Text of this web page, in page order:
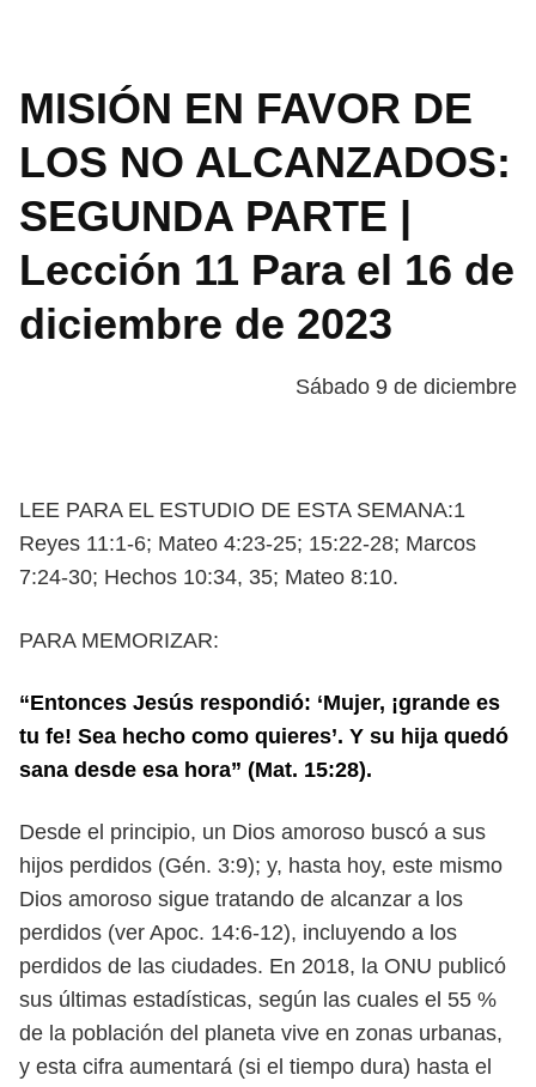
MISIÓN EN FAVOR DE
LOS NO ALCANZADOS:
SEGUNDA PARTE |
Lección 11 Para el 16 de
diciembre de 2023
Sábado 9 de diciembre
LEE PARA EL ESTUDIO DE ESTA SEMANA:1
Reyes 11:1-6; Mateo 4:23-25; 15:22-28; Marcos
7:24-30; Hechos 10:34, 35; Mateo 8:10.
PARA MEMORIZAR:
“Entonces Jesús respondió: ‘Mujer, ¡grande es
tu fe! Sea hecho como quieres’. Y su hija quedó
sana desde esa hora” (Mat. 15:28).
Desde el principio, un Dios amoroso buscó a sus
hijos perdidos (Gén. 3:9); y, hasta hoy, este mismo
Dios amoroso sigue tratando de alcanzar a los
perdidos (ver Apoc. 14:6-12), incluyendo a los
perdidos de las ciudades. En 2018, la ONU publicó
sus últimas estadísticas, según las cuales el 55 %
de la población del planeta vive en zonas urbanas,
y esta cifra aumentará (si el tiempo dura) hasta el